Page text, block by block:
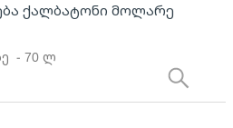
ქალბატონი მოლარე
- 70 ლ